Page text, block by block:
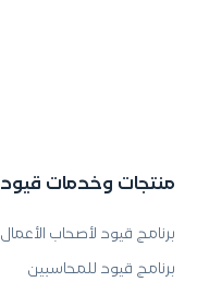
منتجات وخدمات قيود
برنامج قيود لأصحاب الأعمال
برنامج قيود للمحاسبين